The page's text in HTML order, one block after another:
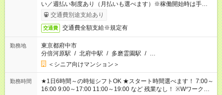
い／週払い制度あり（月払いも選べます）※稼働開始時は手続き
完了次第のお支払いとなります。
交通費別途支給あり
交通費 交通費全額支給※規定有
勤務地
東京都府中市
分倍河原駅 / 北府中駅 / 多磨霊園駅 / …
＜シニア向けマンション＞
勤務時間
★1日6時間～の時短シフトOK ★スタート時間選べます！ 7:00～
16:00 9:00～17:00 11:00～19:00 など 残業なし！ ※Wワークの